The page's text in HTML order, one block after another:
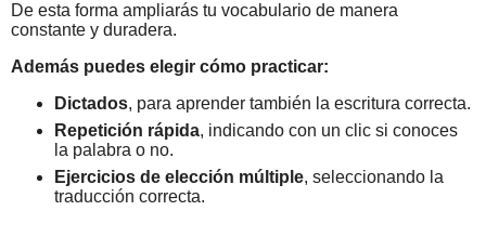
De esta forma ampliarás tu vocabulario de manera
constante y duradera.
Además puedes elegir cómo practicar:
Dictados, para aprender también la escritura correcta.
Repetición rápida, indicando con un clic si conoces
la palabra o no.
Ejercicios de elección múltiple, seleccionando la
traducción correcta.